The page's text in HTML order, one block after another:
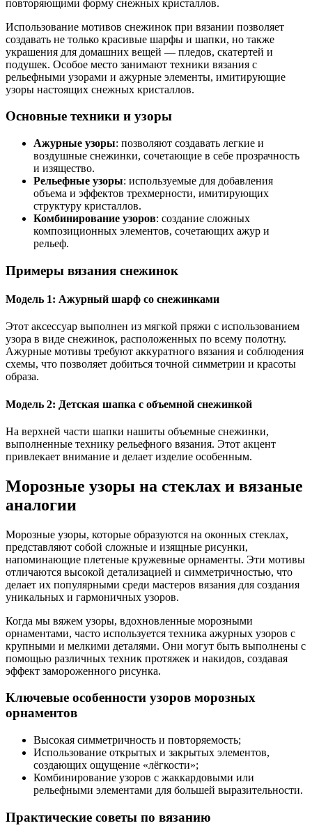
повторяющими форму снежных кристаллов.
Использование мотивов снежинок при вязании позволяет
создавать не только красивые шарфы и шапки, но также
украшения для домашних вещей — пледов, скатертей и
подушек. Особое место занимают техники вязания с
рельефными узорами и ажурные элементы, имитирующие
узоры настоящих снежных кристаллов.
Основные техники и узоры
Ажурные узоры: позволяют создавать легкие и
воздушные снежинки, сочетающие в себе прозрачность
и изящество.
Рельефные узоры: используемые для добавления
объема и эффектов трехмерности, имитирующих
структуру кристаллов.
Комбинирование узоров: создание сложных
композиционных элементов, сочетающих ажур и
рельеф.
Примеры вязания снежинок
Модель 1: Ажурный шарф со снежинками
Этот аксессуар выполнен из мягкой пряжи с использованием
узора в виде снежинок, расположенных по всему полотну.
Ажурные мотивы требуют аккуратного вязания и соблюдения
схемы, что позволяет добиться точной симметрии и красоты
образа.
Модель 2: Детская шапка с объемной снежинкой
На верхней части шапки нашиты объемные снежинки,
выполненные технику рельефного вязания. Этот акцент
привлекает внимание и делает изделие особенным.
Морозные узоры на стеклах и вязаные
аналогии
Морозные узоры, которые образуются на оконных стеклах,
представляют собой сложные и изящные рисунки,
напоминающие плетеные кружевные орнаменты. Эти мотивы
отличаются высокой детализацией и симметричностью, что
делает их популярными среди мастеров вязания для создания
уникальных и гармоничных узоров.
Когда мы вяжем узоры, вдохновленные морозными
орнаментами, часто используется техника ажурных узоров с
крупными и мелкими деталями. Они могут быть выполнены с
помощью различных техник протяжек и накидов, создавая
эффект замороженного рисунка.
Ключевые особенности узоров морозных
орнаментов
Высокая симметричность и повторяемость;
Использование открытых и закрытых элементов,
создающих ощущение «лёгкости»;
Комбинирование узоров с жаккардовыми или
рельефными элементами для большей выразительности.
Практические советы по вязанию